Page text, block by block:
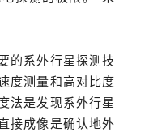
的系外行星探测技
度测量和高对比度
法是发现系外行星
接成像是确认地外